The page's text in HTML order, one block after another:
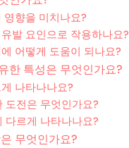
향을 미치나요?
발 요인으로 작용하나요?
어떻게 도움이 되나요?
한 특성은 무엇인가요?
나타나나요?
도전은 무엇인가요?
다르게 나타나나요?
무엇인가요?